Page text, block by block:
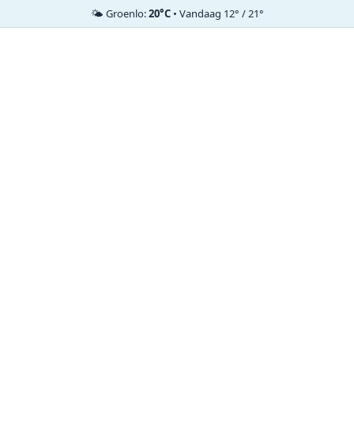
🌤️ Groenlo:20°C• Vandaag 12° / 21°